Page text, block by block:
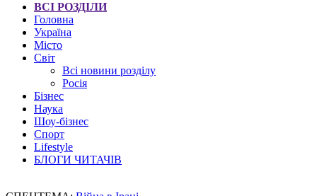
ВСІ РОЗДІЛИ
Головна
Україна
Місто
Світ
Всі новини розділу
Росія
Бізнес
Наука
Шоу-бізнес
Спорт
Lifestyle
БЛОГИ ЧИТАЧІВ